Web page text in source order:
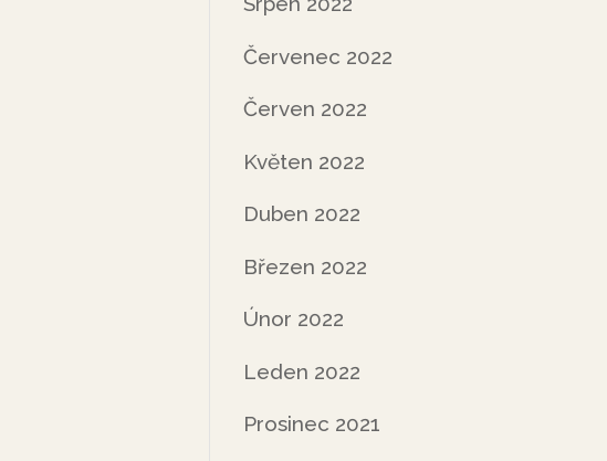
Červenec 2022
Červen 2022
Květen 2022
Duben 2022
Březen 2022
Únor 2022
Leden 2022
Prosinec 2021